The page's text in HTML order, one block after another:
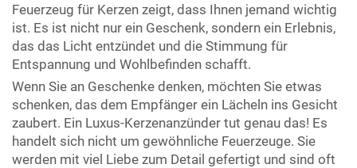
Feuerzeug für Kerzen zeigt, dass Ihnen jemand wichtig
ist. Es ist nicht nur ein Geschenk, sondern ein Erlebnis,
das das Licht entzündet und die Stimmung für
Entspannung und Wohlbefinden schafft.
Wenn Sie an Geschenke denken, möchten Sie etwas
schenken, das dem Empfänger ein Lächeln ins Gesicht
zaubert. Ein Luxus-Kerzenanzünder tut genau das! Es
handelt sich nicht um gewöhnliche Feuerzeuge. Sie
werden mit viel Liebe zum Detail gefertigt und sind oft